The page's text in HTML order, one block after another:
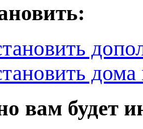
вам будет